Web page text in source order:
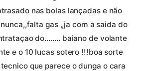
nas bolas lançadas e não
gas ,,ja com a saida do
do…….. baiano de volante
e o 10 lucas sotero !!!boa sorte
que parece o dunga o cara